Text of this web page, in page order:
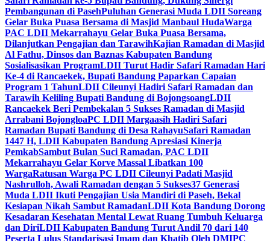
Pembangunan di PasehPuluhan Generasi Muda LDII Soreang
Gelar Buka Puasa Bersama di Masjid Manbaul HudaWarga
PAC LDII Mekarrahayu Gelar Buka Puasa Bersama,
Dilanjutkan Pengajian dan TarawihKajian Ramadan di Masjid
Al Fathu, Dinsos dan Baznas Kabupaten Bandung
Sosialisasikan ProgramLDII Turut Hadir Safari Ramadan Hari
Ke-4 di Rancaekek, Bupati Bandung Paparkan Capaian
Program 1 TahunLDII Cileunyi Hadiri Safari Ramadan dan
Tarawih Keliling Bupati Bandung di BojongsoangLDII
Rancaekek Beri Pembekalan 5 Sukses Ramadan di Masjid
Arrabani BojongloaPC LDII Margaasih Hadiri Safari
Ramadan Bupati Bandung di Desa RahayuSafari Ramadan
1447 H, LDII Kabupaten Bandung Apresiasi Kinerja
PemkabSambut Bulan Suci Ramadan, PAC LDII
Mekarrahayu Gelar Korve Massal Libatkan 100
WargaRatusan Warga PC LDII Cileunyi Padati Masjid
Nashrulloh, Awali Ramadan dengan 5 Sukses37 Generasi
Muda LDII Ikuti Pengajian Usia Mandiri di Paseh, Bekal
Kesiapan Nikah Sambut RamadanLDII Kota Bandung Dorong
Kesadaran Kesehatan Mental Lewat Ruang Tumbuh Keluarga
dan DiriLDII Kabupaten Bandung Turut Andil 70 dari 140
Peserta Lulus Standarisasi Imam dan Khatib Oleh DMIPC